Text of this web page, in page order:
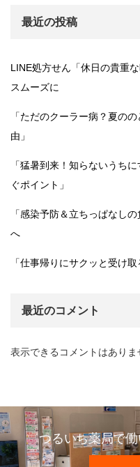
最近の投稿
LINE処方せん「休日の貴重
スムーズに
「ただのクーラー病？夏の
由」
「猛暑到来！知らないうち
ぐポイント」
「感染予防＆立ちっぱなし
へ
「仕事帰りにサクッと受け
最近のコメント
表示できるコメントはありま
つるいち薬局で